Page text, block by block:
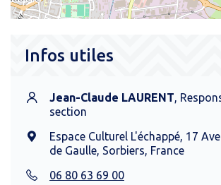
Infos utiles
Jean-Claude LAURENT,
section
Espace Culturel L'échappé, 17
de Gaulle, Sorbiers, France
06 80 63 69 00